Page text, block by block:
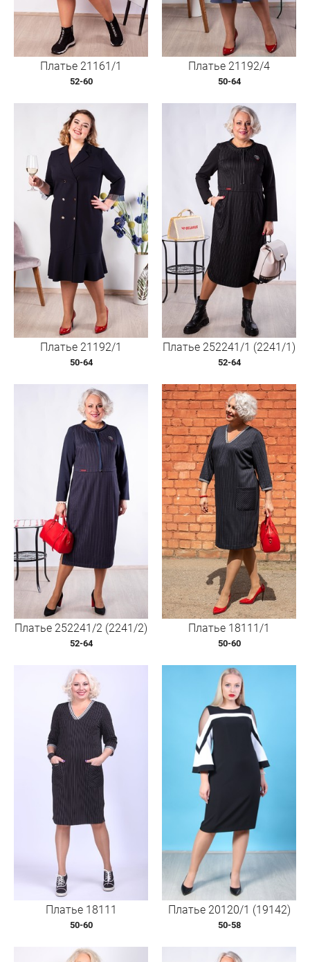
Платье 21161/1
52-60
Платье 21192/4
50-64
Платье 21192/1
50-64
Платье 252241/1 (2241/1)
52-64
Платье 252241/2 (2241/2)
52-64
Платье 18111/1
50-60
Платье 18111
50-60
Платье 20120/1 (19142)
50-58